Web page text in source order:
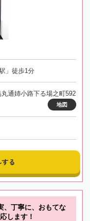
」徒歩1分
通姉小路下る場之町592
地図
る
、丁寧に、おもてな
します！